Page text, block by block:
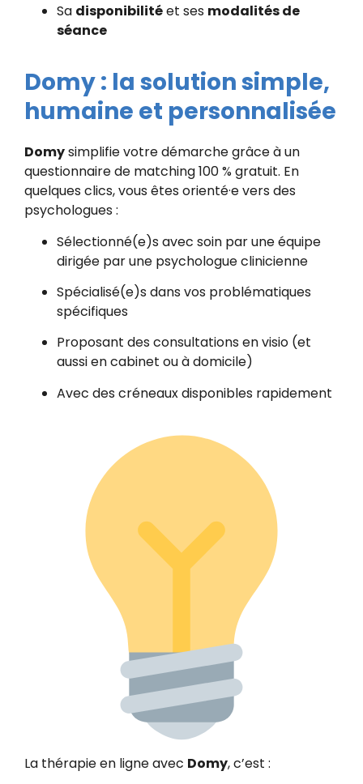
Sa disponibilitéet ses modalités de
séance
Domy : la solution simple,
humaine et personnalisée
Domysimplifie votre démarche grâce à un
questionnaire de matching 100 % gratuit. En
quelques clics, vous êtes orienté·e vers des
psychologues :
Sélectionné(e)s avec soin par une équipe
dirigée par une psychologue clinicienne
Spécialisé(e)s dans vos problématiques
spécifiques
Proposant des consultations en visio (et
aussi en cabinet ou à domicile)
Avec des créneaux disponibles rapidement
La thérapie en ligne avec Domy, c’est :